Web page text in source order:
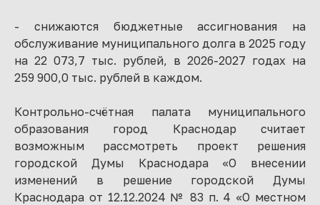
- снижаются бюджетные ассигнования на
обслуживание муниципального долга в 2025 году
на 22 073,7 тыс. рублей, в 2026-2027 годах на
259 900,0 тыс. рублей в каждом.
Контрольно-счётная палата муниципального
образования город Краснодар считает
возможным рассмотреть проект решения
городской Думы Краснодара «О внесении
изменений в решение городской Думы
Краснодара от 12.12.2024 № 83 п. 4 «О местном